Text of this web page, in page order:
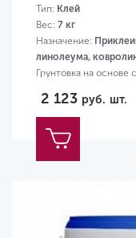
Тип: Клей
Вес: 7 кг
Назначение:
линолеума,
Грунтовка на основе
2 123 руб. шт.